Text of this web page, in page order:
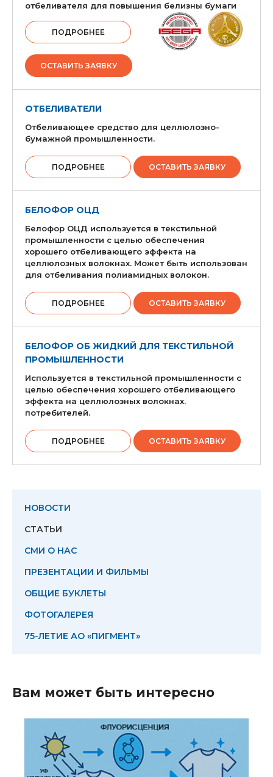
отбеливателя для повышения белизны бумаги
ПОДРОБНЕЕ
ОСТАВИТЬ ЗАЯВКУ
ОТБЕЛИВАТЕЛИ
Отбеливающее средство для целлюлозно-
бумажной промышленности.
ПОДРОБНЕЕ ОСТАВИТЬ ЗАЯВКУ
БЕЛОФОР ОЦД
Белофор ОЦД используется в текстильной
промышленности с целью обеспечения
хорошего отбеливающего эффекта на
целлюлозных волокнах. Может быть использован
для отбеливания полиамидных волокон.
ПОДРОБНЕЕ ОСТАВИТЬ ЗАЯВКУ
БЕЛОФОР ОБ ЖИДКИЙ ДЛЯ ТЕКСТИЛЬНОЙ
ПРОМЫШЛЕННОСТИ
Используется в текстильной промышленности с
целью обеспечения хорошего отбеливающего
эффекта на целлюлозных волокнах.
потребителей.
ПОДРОБНЕЕ ОСТАВИТЬ ЗАЯВКУ
НОВОСТИ
СТАТЬИ
СМИ О НАС
ПРЕЗЕНТАЦИИ И ФИЛЬМЫ
ОБЩИЕ БУКЛЕТЫ
ФОТОГАЛЕРЕЯ
75-ЛЕТИЕ АО «ПИГМЕНТ»
Вам может быть интересно